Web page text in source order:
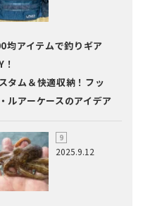
均アイテムで釣りギア
！
タム＆快適収納！フッ
ルアーケースのアイデア
2025.9.12